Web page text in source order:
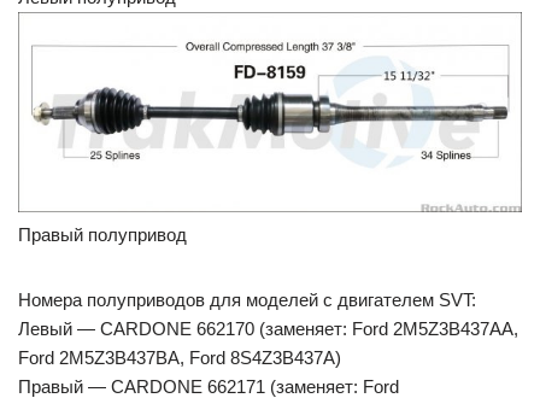
Правый полупривод
Номера полуприводов для моделей с двигателем SVT:
Левый — CARDONE 662170 (заменяет: Ford 2M5Z3B437AA,
Ford 2M5Z3B437BA, Ford 8S4Z3B437A)
Правый — CARDONE 662171 (заменяет: Ford